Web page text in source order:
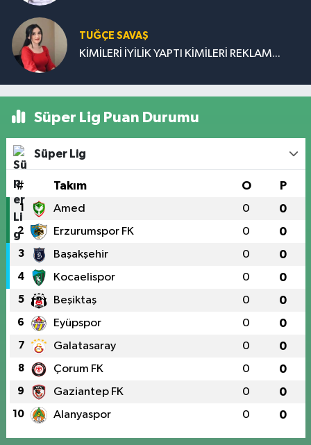
TUĞÇE SAVAŞ
KİMİLERİ İYİLİK YAPTI KİMİLERİ REKLAM...
Süper Lig Puan Durumu
Süper Lig
# Takım O P
1 Amed 0 0
2 Erzurumspor FK 0 0
3 Başakşehir 0 0
4 Kocaelispor 0 0
5 Beşiktaş 0 0
6 Eyüpspor 0 0
7 Galatasaray 0 0
8 Çorum FK 0 0
9 Gaziantep FK 0 0
10 Alanyaspor 0 0